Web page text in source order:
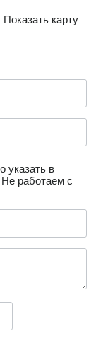
Показать карту
указать в
Не работаем с